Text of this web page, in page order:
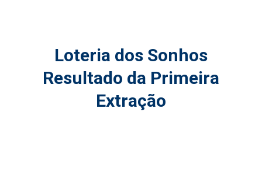
Loteria dos Sonhos
Resultado da Primeira
Extração